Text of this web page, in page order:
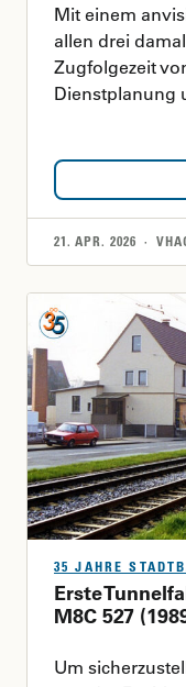
Mit einem
allen drei
Zugfolgezeit
Dienstplanung
21. APR. 2026 ·
35 JAHRE
Erste
M8C 527
Um